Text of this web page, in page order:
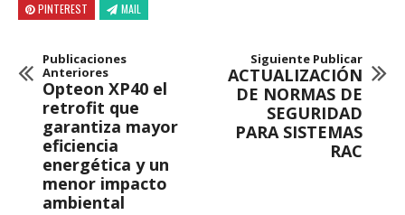
PINTEREST
MAIL
Publicaciones
Anteriores
Opteon XP40 el
retrofit que
garantiza mayor
eficiencia
energética y un
menor impacto
ambiental
Siguiente Publicar
ACTUALIZACIÓN
DE NORMAS DE
SEGURIDAD
PARA SISTEMAS
RAC